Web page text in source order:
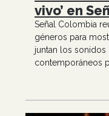
vivo’ en
Señal Colombia
géneros para
juntan los
contemporáneos